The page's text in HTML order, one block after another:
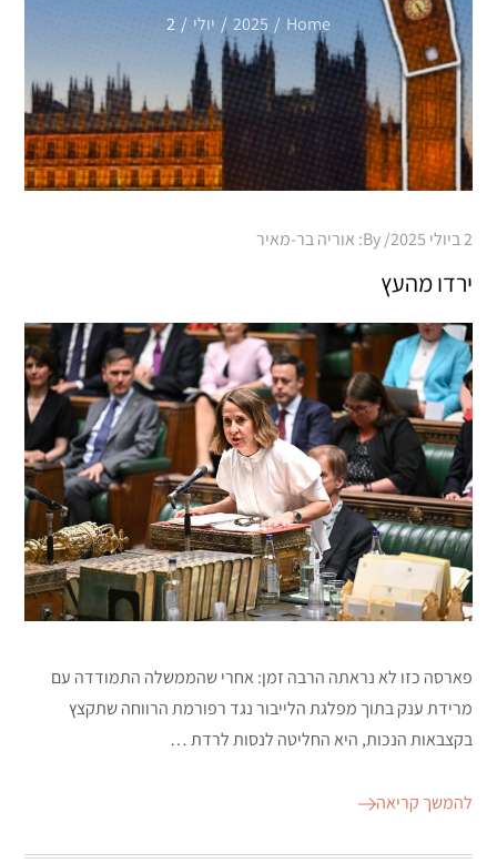
Home
2025 יולי 2
Posted
2 ביולי 2025 By: אוריה בר-מאיר
ירדו מהעץ
פארסה כזו לא נראתה הרבה זמן: אחרי שהממשלה התמודדה עם
מרידת ענק בתוך מפלגת הלייבור נגד רפורמת הרווחה שתקצץ
בקצבאות הנכות, היא החליטה לנסות לרדת …
להמשך קריאה